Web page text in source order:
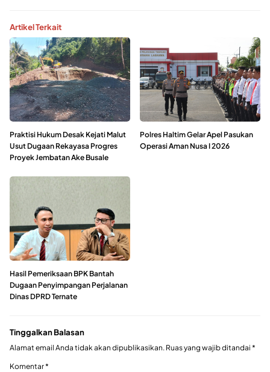
Artikel Terkait
Praktisi Hukum Desak Kejati Malut
Usut Dugaan Rekayasa Progres
Proyek Jembatan Ake Busale
Polres Haltim Gelar Apel Pasukan
Operasi Aman Nusa I 2026
Hasil Pemeriksaan BPK Bantah
Dugaan Penyimpangan Perjalanan
Dinas DPRD Ternate
Tinggalkan Balasan
Alamat email Anda tidak akan dipublikasikan. Ruas yang wajib ditandai *
Komentar*